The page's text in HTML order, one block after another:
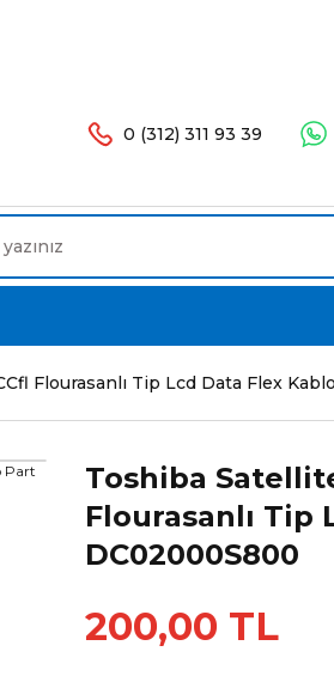
0 (312) 311 93 39
Flourasanlı Tip Lcd Data Flex
Toshiba
Flourasanlı Tip
DC02000S800
200,00 TL